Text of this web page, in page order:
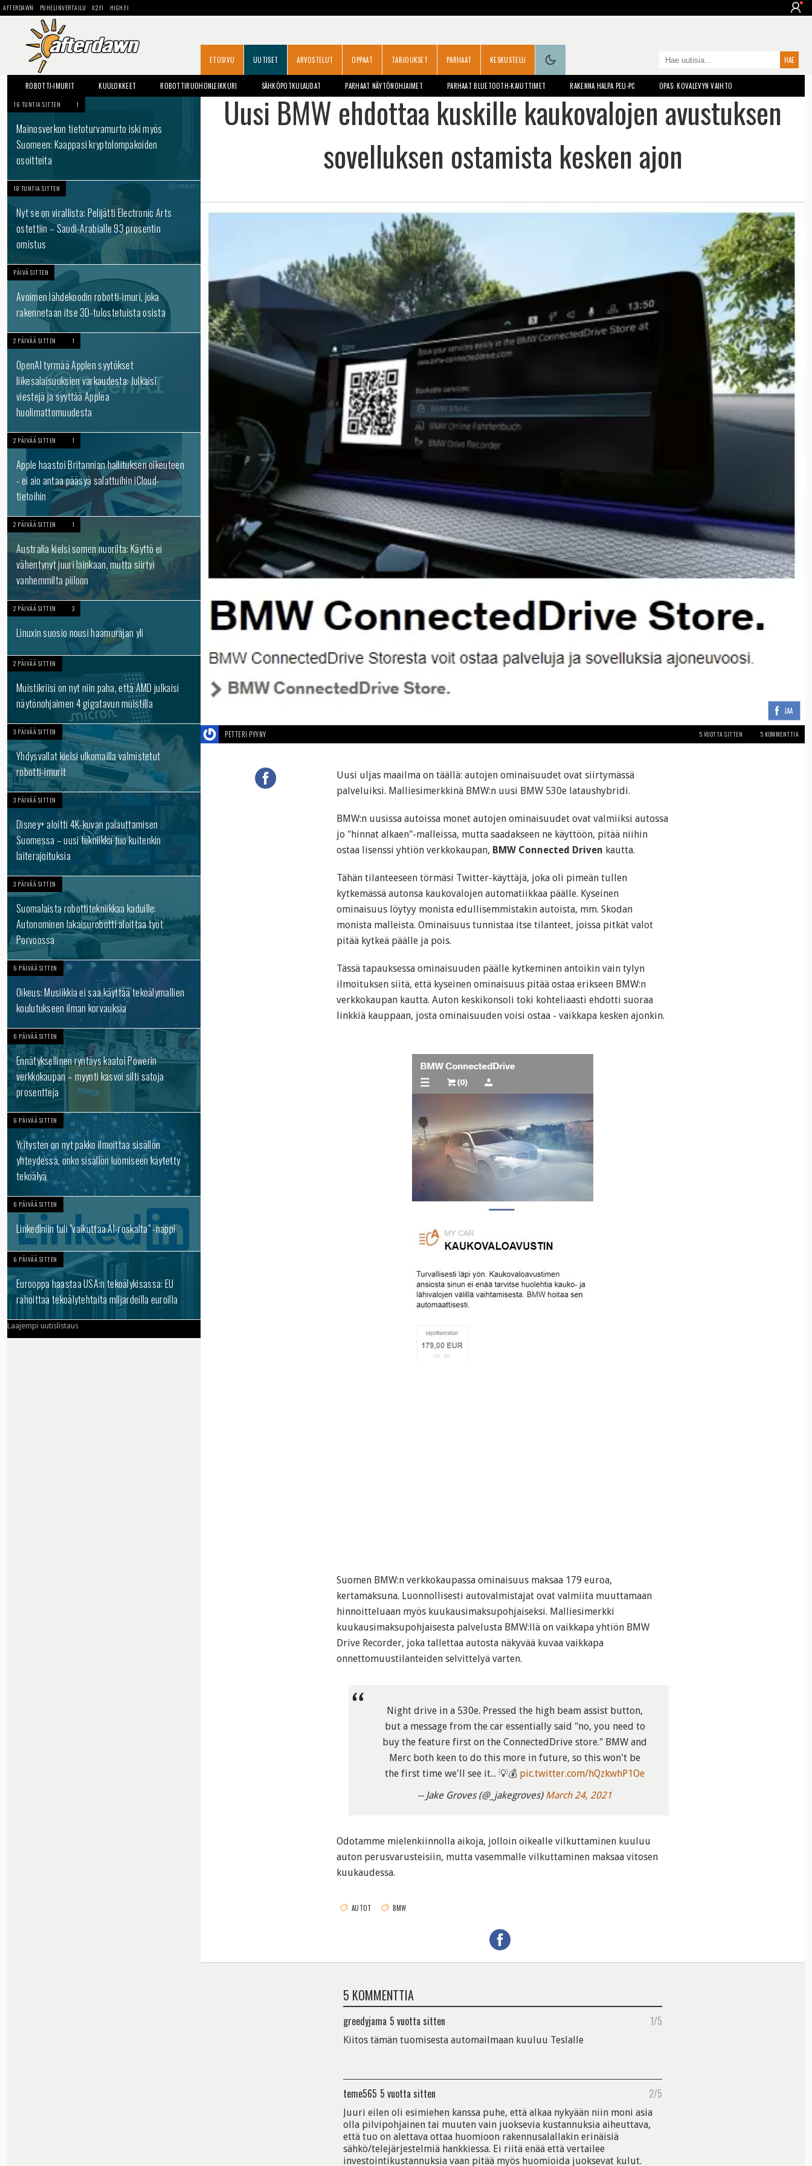
AFTERDAWN PUHELINVERTAILU X2.FI HIGH.FI
ETUSIVU UUTISET ARVOSTELUT OPPAAT TARJOUKSET PARHAAT KESKUSTELU
ROBOTTI-IMURIT KUULOKKEET ROBOTTIRUOHONLEIKKURI SÄHKÖPOTKULAUDAT PARHAAT NÄYTÖNOHJAIMET PARHAAT BLUETOOTH-KAIUTTIMET RAKENNA HALPA PELI-PC OPAS: KOVALEVYN VAIHTO
16 TUNTIA SITTEN 1
Mainosverkon tietoturvamurto iski myös
Suomeen: Kaappasi kryptolompakoiden
osoitteita
18 TUNTIA SITTEN
Nyt se on virallista: Pelijätti Electronic Arts
ostettiin – Saudi-Arabialle 93 prosentin
omistus
PÄIVÄ SITTEN
Avoimen lähdekoodin robotti-imuri, joka
rakennetaan itse 3D-tulostetuista osista
2 PÄIVÄÄ SITTEN 1
OpenAI tyrmää Applen syytökset
liikesalaisuuksien varkaudesta: Julkaisi
viestejä ja syyttää Applea
huolimattomuudesta
2 PÄIVÄÄ SITTEN 1
Apple haastoi Britannian hallituksen oikeuteen
- ei aio antaa pääsyä salattuihin iCloud-
tietoihin
2 PÄIVÄÄ SITTEN 1
Australia kielsi somen nuorilta: Käyttö ei
vähentynyt juuri lainkaan, mutta siirtyi
vanhemmilta piiloon
2 PÄIVÄÄ SITTEN 3
Linuxin suosio nousi haamurajan yli
2 PÄIVÄÄ SITTEN
Muistikriisi on nyt niin paha, että AMD julkaisi
näytönohjaimen 4 gigatavun muistilla
3 PÄIVÄÄ SITTEN
Yhdysvallat kielsi ulkomailla valmistetut
robotti-imurit
3 PÄIVÄÄ SITTEN
Disney+ aloitti 4K-kuvan palauttamisen
Suomessa – uusi tekniikka tuo kuitenkin
laiterajoituksia
3 PÄIVÄÄ SITTEN
Suomalaista robottitekniikkaa kaduille:
Autonominen lakaisurobotti aloittaa työt
Porvoossa
6 PÄIVÄÄ SITTEN
Oikeus: Musiikkia ei saa käyttää tekoälymallien
koulutukseen ilman korvauksia
6 PÄIVÄÄ SITTEN
Ennätyksellinen ryntäys kaatoi Powerin
verkkokaupan – myynti kasvoi silti satoja
prosentteja
6 PÄIVÄÄ SITTEN
Yritysten on nyt pakko ilmoittaa sisällön
yhteydessä, onko sisällön luomiseen käytetty
tekoälyä
6 PÄIVÄÄ SITTEN
LinkedIniin tuli "vaikuttaa AI-roskalta" -nappi
6 PÄIVÄÄ SITTEN
Eurooppa haastaa USA:n tekoälykisassa: EU
rahoittaa tekoälytehtaita miljardeilla euroilla
Laajempi uutislistaus
Uusi BMW ehdottaa kuskille kaukovalojen avustuksen
sovelluksen ostamista kesken ajon
JAA
PETTERI PYYNY 5 VUOTTA SITTEN 5 KOMMENTTIA
Uusi uljas maailma on täällä: autojen ominaisuudet ovat siirtymässä
palveluiksi. Malliesimerkkinä BMW:n uusi BMW 530e lataushybridi.
BMW:n uusissa autoissa monet autojen ominaisuudet ovat valmiiksi autossa
jo "hinnat alkaen"-malleissa, mutta saadakseen ne käyttöön, pitää niihin
ostaa lisenssi yhtiön verkkokaupan, BMW Connected Driven kautta.
Tähän tilanteeseen törmäsi Twitter-käyttäjä, joka oli pimeän tullen
kytkemässä autonsa kaukovalojen automatiikkaa päälle. Kyseinen
ominaisuus löytyy monista edullisemmistakin autoista, mm. Skodan
monista malleista. Ominaisuus tunnistaa itse tilanteet, joissa pitkät valot
pitää kytkeä päälle ja pois.
Tässä tapauksessa ominaisuuden päälle kytkeminen antoikin vain tylyn
ilmoituksen siitä, että kyseinen ominaisuus pitää ostaa erikseen BMW:n
verkkokaupan kautta. Auton keskikonsoli toki kohteliaasti ehdotti suoraa
linkkiä kauppaan, josta ominaisuuden voisi ostaa - vaikkapa kesken ajonkin.
Suomen BMW:n verkkokaupassa ominaisuus maksaa 179 euroa,
kertamaksuna. Luonnollisesti autovalmistajat ovat valmiita muuttamaan
hinnoitteluaan myös kuukausimaksupohjaiseksi. Malliesimerkki
kuukausimaksupohjaisesta palvelusta BMW:llä on vaikkapa yhtiön BMW
Drive Recorder, joka tallettaa autosta näkyvää kuvaa vaikkapa
onnettomuustilanteiden selvittelyä varten.
Night drive in a 530e. Pressed the high beam assist button,
but a message from the car essentially said "no, you need to
buy the feature first on the ConnectedDrive store." BMW and
Merc both keen to do this more in future, so this won't be
the first time we'll see it... 💡💰 pic.twitter.com/hQzkwhP1Oe
-- Jake Groves (@_jakegroves) March 24, 2021
Odotamme mielenkiinnolla aikoja, jolloin oikealle vilkuttaminen kuuluu
auton perusvarusteisiin, mutta vasemmalle vilkuttaminen maksaa vitosen
kuukaudessa.
AUTOT BMW
5 KOMMENTTIA
greedyjama 5 vuotta sitten 1/5
Kiitos tämän tuomisesta automailmaan kuuluu Teslalle
teme565 5 vuotta sitten 2/5
Juuri eilen oli esimiehen kanssa puhe, että alkaa nykyään niin moni asia
olla pilvipohjainen tai muuten vain juoksevia kustannuksia aiheuttava,
että tuo on alettava ottaa huomioon rakennusalallakin erinäisiä
sähkö/telejärjestelmiä hankkiessa. Ei riitä enää että vertailee
investointikustannuksia vaan pitää myös huomioida juoksevat kulut.